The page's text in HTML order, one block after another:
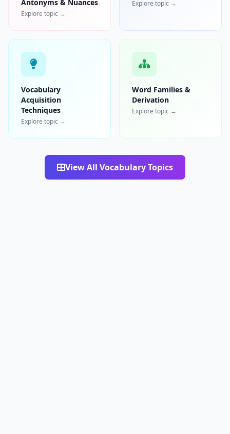
Antonyms & Nuances
Explore topic →
Explore topic →
Vocabulary
Acquisition
Techniques
Explore topic →
Word Families &
Derivation
Explore topic →
View All Vocabulary Topics